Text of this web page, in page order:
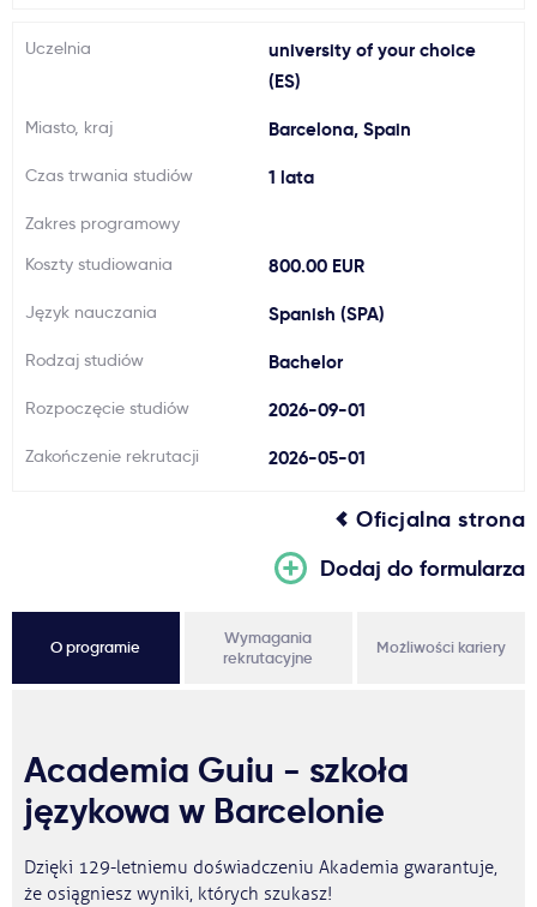
Ważne
Dlaczego Kastu?
Aktualności
Uczelnia
university of your choice
(ES)
Miasto, kraj Barcelona, Spain
Czas trwania studiów 1 lata
Zakres programowy
Koszty studiowania
800.00 EUR
Język nauczania Spanish (SPA)
Rodzaj studiów Bachelor
Rozpoczęcie studiów 2026-09-01
Zakończenie rekrutacji 2026-05-01
Oficjalna strona
Dodaj do formularza
O programie
Wymagania
rekrutacyjne
Możliwości kariery
Academia Guiu - szkoła
językowa w Barcelonie
Dzięki 129-letniemu doświadczeniu Akademia gwarantuje,
że osiągniesz wyniki, których szukasz!